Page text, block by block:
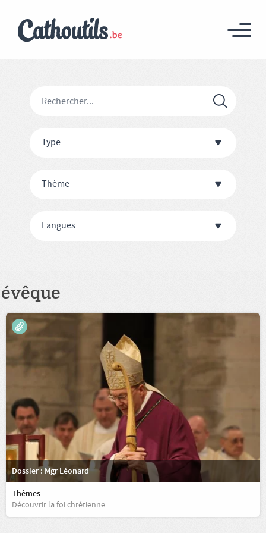
Type
Thème
Langues
évêque
Dossier : Mgr Léonard
Thèmes
Découvrir la foi chrétienne